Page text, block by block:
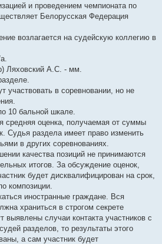
и проведением чемпионата по
Белорусская Федерация
возлагается на судейскую коллегию в
Ляховский А.С. - мм.
участвовать в соревновании, но не
10 бальной шкале.
средняя оценка, получаемая от суммы
Судья раздела имеет право изменить
в других соревнованиях.
качества позиций не принимаются
итогов. За обсуждение оценок,
будет дисквалифицирован на срок,
композиции.
иностранные граждане. Вся
храниться в строгом секрете
выявлены случаи контакта участников с
разделов, то результаты этого
а сам участник будет